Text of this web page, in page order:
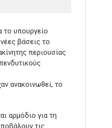
το υπουργείο
βάσεις το
περιουσίας
ανακοινωθεί, το
αρμόδιο για τη
τις